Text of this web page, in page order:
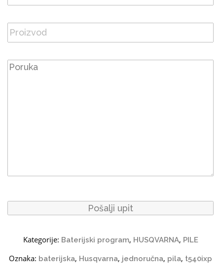
Kategorije: Baterijski program, HUSQVARNA, PILE
Oznaka: baterijska, Husqvarna, jednoručna, pila, t540ixp